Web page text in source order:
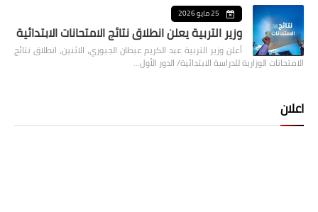
25 مايو 2026
وزير التربية يعلن انطلاق نتائج الامتحانات الابتدائية
أعلن وزير التربية عبد الكريم عبطان الجبوري، الاثنين، انطلاق نتائج
الامتحانات الوزارية للدراسة الابتدائية/ الدور الأول…
اعلان